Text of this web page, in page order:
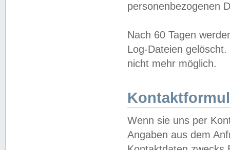
personenbezogenen
Nach 60 Tagen
Log-Dateien
nicht mehr möglich.
Wenn sie uns per
Angaben aus dem